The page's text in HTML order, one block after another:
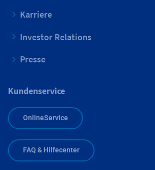
Karriere
Investor Relations
Presse
Kundenservice
OnlineService
FAQ & Hilfecenter